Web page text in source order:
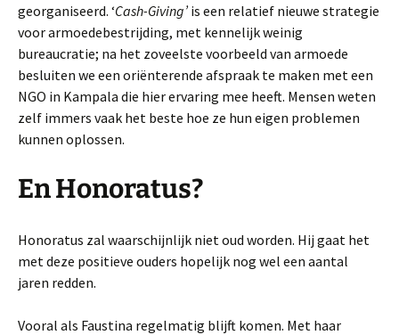
georganiseerd. ‘Cash-Giving’is een relatief nieuwe strategie
voor armoedebestrijding, met kennelijk weinig
bureaucratie; na het zoveelste voorbeeld van armoede
besluiten we een oriënterende afspraak te maken met een
NGO in Kampala die hier ervaring mee heeft. Mensen weten
zelf immers vaak het beste hoe ze hun eigen problemen
kunnen oplossen.
En Honoratus?
Honoratus zal waarschijnlijk niet oud worden. Hij gaat het
met deze positieve ouders hopelijk nog wel een aantal
jaren redden.
Vooral als Faustina regelmatig blijft komen. Met haar